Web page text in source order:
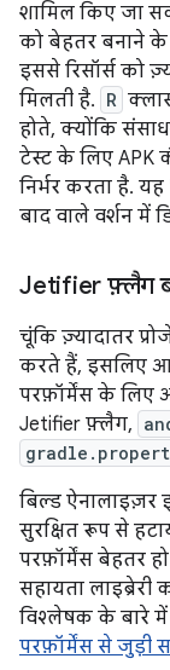
शामिल किए जा
को बेहतर बनाने के
इससे रिसॉर्स को
मिलती है. R
होते, क्योंकि
टेस्ट के लिए APK
निर्भर करता है.
बाद वाले वर्शन में
Jetifier फ़्लैग
चूंकि ज़्यादातर
करते हैं, इसलिए
परफ़ॉर्मेंस के लिए
Jetifier फ़्लैग,
बिल्ड
सुरक्षित रूप से
परफ़ॉर्मेंस बेहतर
सहायता लाइब्रेरी
विश्लेषक के बारे
परफ़ॉर्मेंस से जुड़ी